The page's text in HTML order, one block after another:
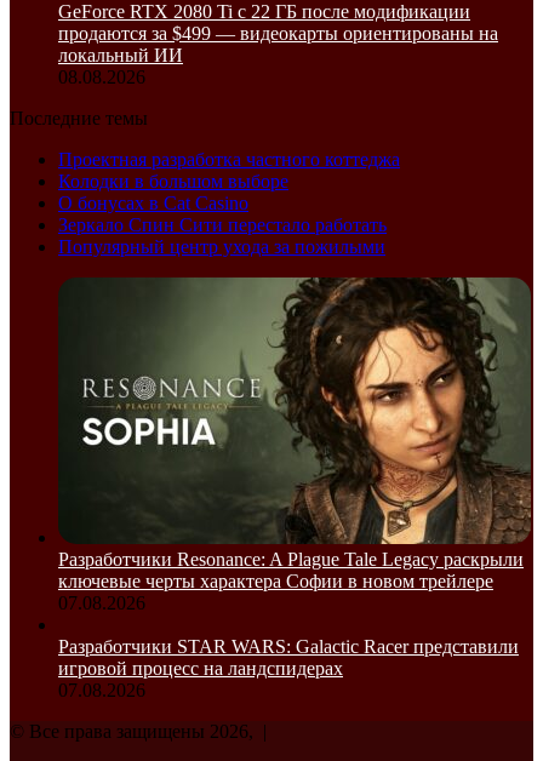
GeForce RTX 2080 Ti с 22 ГБ после модификации
продаются за $499 — видеокарты ориентированы на
локальный ИИ
08.08.2026
Последние темы
Проектная разработка частного коттеджа
Колодки в большом выборе
О бонусах в Cat Casino
Зеркало Спин Сити перестало работать
Популярный центр ухода за пожилыми
Разработчики Resonance: A Plague Tale Legacy раскрыли
ключевые черты характера Софии в новом трейлере
07.08.2026
Разработчики STAR WARS: Galactic Racer представили
игровой процесс на ландспидерах
07.08.2026
© Все права защищены 2026, |